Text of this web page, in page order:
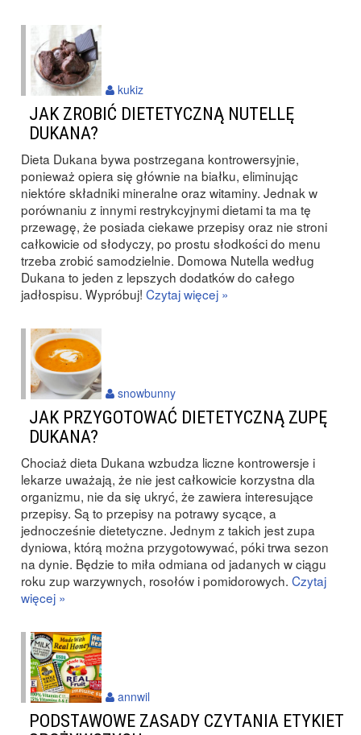
JAK ZROBIĆ DIETETYCZNĄ NUTELLĘ
DUKANA?
Dieta Dukana bywa postrzegana kontrowersyjnie,
ponieważ opiera się głównie na białku, eliminując
niektóre składniki mineralne oraz witaminy. Jednak w
porównaniu z innymi restrykcyjnymi dietami ta ma tę
przewagę, że posiada ciekawe przepisy oraz nie stroni
całkowicie od słodyczy, po prostu słodkości do menu
trzeba zrobić samodzielnie. Domowa Nutella według
Dukana to jeden z lepszych dodatków do całego
jadłospisu. Wypróbuj! Czytaj więcej »
kukiz
JAK PRZYGOTOWAĆ DIETETYCZNĄ ZUPĘ
DUKANA?
Chociaż dieta Dukana wzbudza liczne kontrowersje i
lekarze uważają, że nie jest całkowicie korzystna dla
organizmu, nie da się ukryć, że zawiera interesujące
przepisy. Są to przepisy na potrawy sycące, a
jednocześnie dietetyczne. Jednym z takich jest zupa
dyniowa, którą można przygotowywać, póki trwa sezon
na dynie. Będzie to miła odmiana od jadanych w ciągu
roku zup warzywnych, rosołów i pomidorowych. Czytaj
więcej »
snowbunny
PODSTAWOWE ZASADY CZYTANIA ETYKIET
annwil